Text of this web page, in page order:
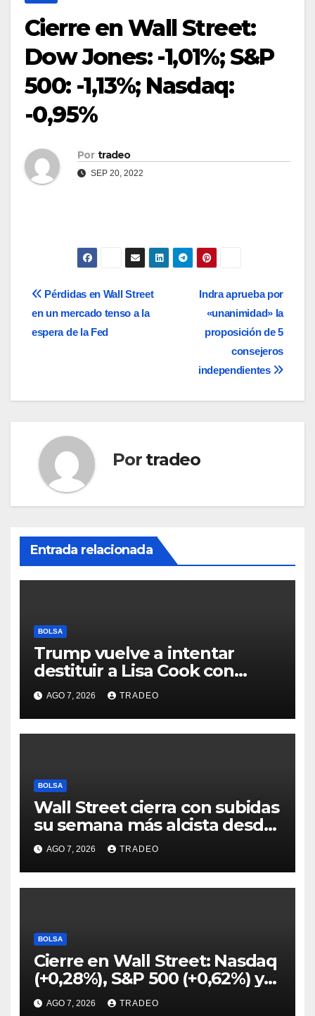
Cierre en Wall Street:
Dow Jones: -1,01%; S&P
500: -1,13%; Nasdaq:
-0,95%
Por tradeo
SEP 20, 2022
Navegación
de
Indra aprueba por
«unanimidad» la
proposición de 5
consejeros
independientes
Pérdidas en Wall Street
en un mercado tenso a la
espera de la Fed
Por tradeo
Entrada relacionada
BOLSA
Trump vuelve a intentar
destituir a Lisa Cook con
acusaciones de fraude
hipotecario
AGO 7, 2026 TRADEO
BOLSA
Wall Street cierra con subidas
su semana más alcista desde
abril
AGO 7, 2026 TRADEO
BOLSA
Cierre en Wall Street: Nasdaq
(+0,28%), S&P 500 (+0,62%) y
Nasdaq (+1,30%)
AGO 7, 2026 TRADEO